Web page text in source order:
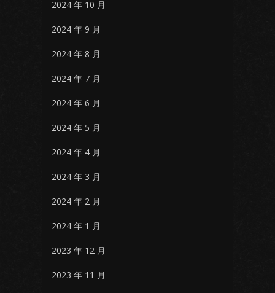
2024 年 10 月
2024 年 9 月
2024 年 8 月
2024 年 7 月
2024 年 6 月
2024 年 5 月
2024 年 4 月
2024 年 3 月
2024 年 2 月
2024 年 1 月
2023 年 12 月
2023 年 11 月